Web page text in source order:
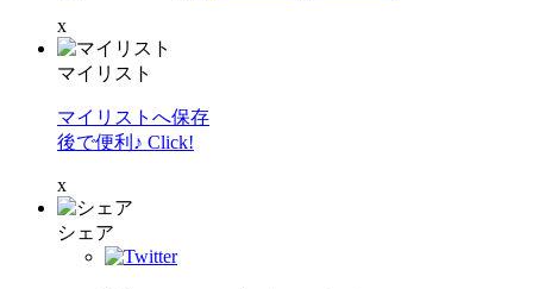
x
マイリスト
マイリストへ保存
後で便利♪ Click!
x
シェア